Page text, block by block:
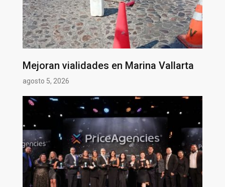
Mejoran vialidades en Marina Vallarta
agosto 5, 2026